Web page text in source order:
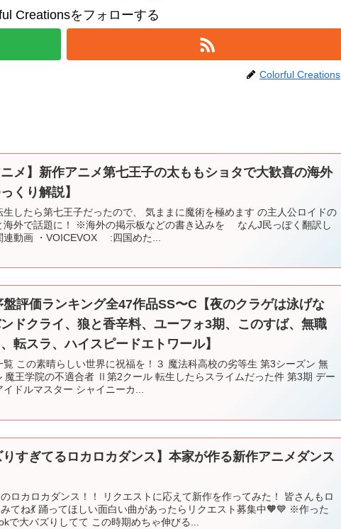
Creationsをフォローする
Colorful Creations
ニメ】新作アニメ第七王子の太ももショタで大歓喜の海外
くり解説】
したら第七王子だったので、 気ままに魔術を極めます の主人公ロイドの
海外で話題に！ ※海外の掲示板などの書き込みを なんJ民っぽく翻訳し
連動画 ・VOICEVOX :四国めた...
評価ランキング全47作品SS〜C【夜のクラゲは泳げな
ドクライ、狼と香辛料、ユーフォ3期、このすば、無職
転スラ、ハイスピードエトワール】
この素晴らしい世界に祝福を！３ 魔法科高校の劣等生 第3シーズン 無
王学院の不適合者 Ⅱ第2クール 転生したらスライムだった件 第3期 デー
ドルマスター シャイニーカ...
りすぎてるロカロカダンス】本家が作る新作アニメダンス
ロカロカダンス！！ リクエストに応えて新作を作ってみた！ 皆さんもロ
てね💃 踊ってほしい面白い曲があったらリクエスト募集中🧡💙 ※作った
で大バズりしてて この時期めちゃ伸びる...